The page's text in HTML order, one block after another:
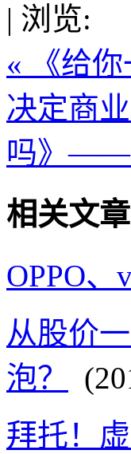
| 浏览:
« 《给
决定商
吗》——
相关文
OPPO
从股价
泡？
拜托！